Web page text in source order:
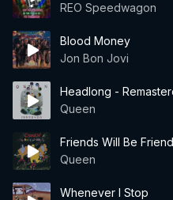
REO Speedwagon
Blood Money
Jon Bon Jovi
Headlong -
Queen
Friends Will Be
Queen
Whenever I Stop